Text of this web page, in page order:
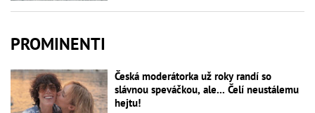
PROMINENTI
Česká moderátorka už roky randí so
slávnou speváčkou, ale... Čelí neustálemu
hejtu!